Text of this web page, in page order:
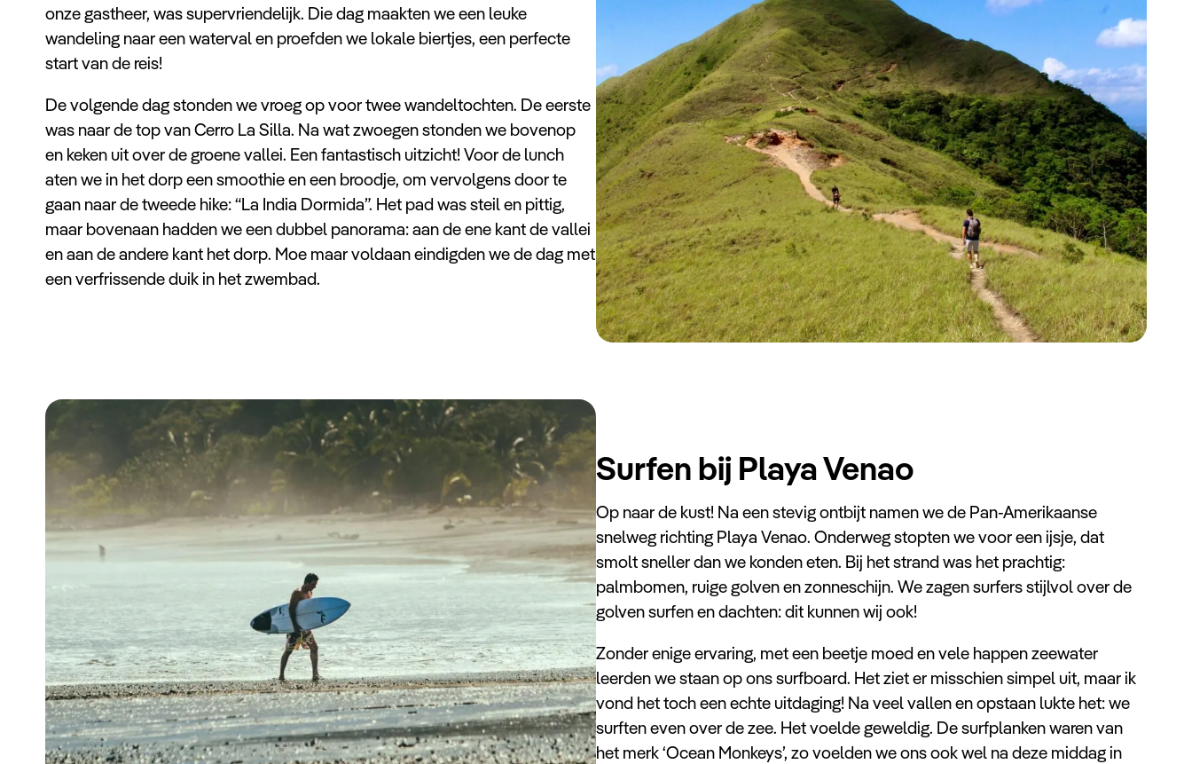
onze gastheer, was supervriendelijk. Die dag maakten we een leuke
wandeling naar een waterval en proefden we lokale biertjes, een perfecte
start van de reis!
De volgende dag stonden we vroeg op voor twee wandeltochten. De eerste
was naar de top van Cerro La Silla. Na wat zwoegen stonden we bovenop
en keken uit over de groene vallei. Een fantastisch uitzicht! Voor de lunch
aten we in het dorp een smoothie en een broodje, om vervolgens door te
gaan naar de tweede hike: “La India Dormida”. Het pad was steil en pittig,
maar bovenaan hadden we een dubbel panorama: aan de ene kant de vallei
en aan de andere kant het dorp. Moe maar voldaan eindigden we de dag met
een verfrissende duik in het zwembad.
Surfen bij Playa Venao
Op naar de kust! Na een stevig ontbijt namen we de Pan-Amerikaanse
snelweg richting Playa Venao. Onderweg stopten we voor een ijsje, dat
smolt sneller dan we konden eten. Bij het strand was het prachtig:
palmbomen, ruige golven en zonneschijn. We zagen surfers stijlvol over de
golven surfen en dachten: dit kunnen wij ook!
Zonder enige ervaring, met een beetje moed en vele happen zeewater
leerden we staan op ons surfboard. Het ziet er misschien simpel uit, maar ik
vond het toch een echte uitdaging! Na veel vallen en opstaan lukte het: we
surften even over de zee. Het voelde geweldig. De surfplanken waren van
het merk ‘Ocean Monkeys’, zo voelden we ons ook wel na deze middag in